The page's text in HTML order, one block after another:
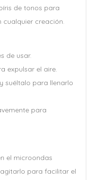
de tonos para
cualquier creación.
de usar.
expulsar el aire.
suéltalo para llenarlo
para
el microondas
para facilitar el